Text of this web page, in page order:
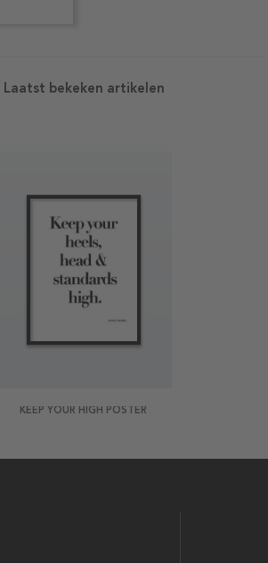
Laatst bekeken artikelen
KEEP YOUR HIGH POSTER